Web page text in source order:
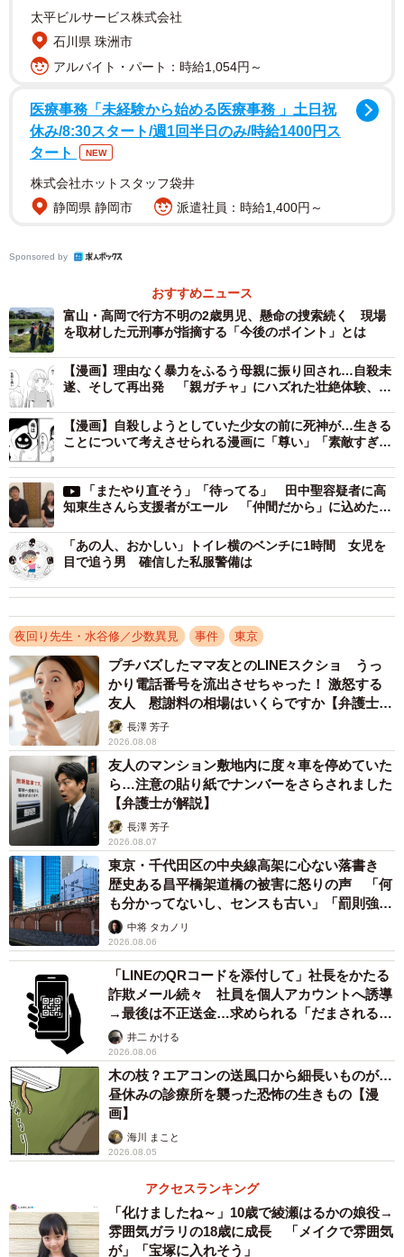
れないと泣きながら仕事中の私に電話をしてきました。こ
れが昨日のことです。実名を出してインタビューしている
報道者もいる様で、狭い市内ではあっという間に噂は広ま
いと周っている報道陣もある様です。今日、娘は体調不良
になり夏期講習から早退してきています。娘だけでなく、
不安定になっている子供がどれほどいるのかと不安になり
ます。報道のあり方に、疑問や憤りを持ちつつも私にはど
うして良いかわかりません。なぜ、報道陣は実名がわかっ
個人情報保護法があるなか、この様な漏洩は許せません。
私は娘のために、同級生のために、どう動いたら良いので
しょうか」
◆ ◆ ◆
事件が起きるたびにいつも感じていることですが、多く
の報道機関は、少しでも早く正確で詳しい情報を伝えよう
と、加害者の関係場所や関係者だけではなく、被害者の関
係者に対しても、取材を続けます。この行為自体は、報道
機関ならばやらなくてはいけない取材の一環であること
は、私も認めます。しかし、その取材のやり方には、一定
の節度と限界があるべきではないのでしょうか。
一つは、「必ず越えなくてはいけない一線」です。どんな
に権力からの圧力や暴力などの危険が降りかかることがあ
っても、報道しなくてはならないことがあります。言い換
えれば、自分の立場や命が危険にさらされても報道しなく
てはならないことがあります。この一線を越えるのは、メ
ディアや記者の「正義」の心です。
二つ目は、「決して越えてはいけない一線」です。その
ことを、強引な取材をし、報道すれば、より多くの人に、
読んで、あるいは見てもらえたとしても、報道してはいけ
ないことがあります。簡単に言えば、それを報道すれば、
新聞や雑誌なら、その販売部数が増え、テレビなら視聴率
が上がるとしても、報道してはいけないことがあるという
ことです。この一線を守るのは、メディアや記者の「愛」
の心です。
これと同じことは、報道を手にするみなさんの中にもあ
ります。みなさん自身が、知らなくてはいけない情報と、
知る必要もない、それどころか知ってはいけない情報を、
「正義」と「愛」の心で、取捨選択し、つまらない情報や
人を傷つける情報を、ただ、お金のために流し続けるメデ
ィアや報道媒体を相手にしない賢明さを持てば、おのず
と、そのような報道は消えていきます。
太平ビルサービス株式会社
石川県 珠洲市
アルバイト・パート：時給1,054円～
医療事務「未経験から始める医療事務 」土日祝
休み/8:30スタート/週1回半日のみ/時給1400円ス
タート
NEW
株式会社ホットスタッフ袋井
静岡県 静岡市
派遣社員：時給1,400円～
Sponsored by
おすすめニュース
富山・高岡で行方不明の2歳男児、懸命の捜索続く 現場
を取材した元刑事が指摘する「今後のポイント」とは
【漫画】理由なく暴力をふるう母親に振り回され…自殺未
遂、そして再出発 「親ガチャ」にハズれた壮絶体験、漫
【漫画】自殺しようとしていた少女の前に死神が…生きる
ことについて考えさせられる漫画に「尊い」「素敵すぎ
「またやり直そう」「待ってる」 田中聖容疑者に高
知東生さんら支援者がエール 「仲間だから」に込めた思
「あの人、おかしい」トイレ横のベンチに1時間 女児を
目で追う男 確信した私服警備は
夜回り先生・水谷修／少数異見 事件 東京
プチバズしたママ友とのLINEスクショ うっ
かり電話番号を流出させちゃった！ 激怒する
友人 慰謝料の相場はいくらですか【弁護士が
解説】長澤 芳子
2026.08.08
友人のマンション敷地内に度々車を停めていた
ら…注意の貼り紙でナンバーをさらされました
【弁護士が解説】
長澤 芳子
2026.08.07
東京・千代田区の中央線高架に心ない落書き
歴史ある昌平橋架道橋の被害に怒りの声 「何
も分かってないし、センスも古い」「罰則強化
して」中将 タカノリ
2026.08.06
「LINEのQRコードを添付して」社長をかたる
詐欺メール続々 社員を個人アカウントへ誘導
→最後は不正送金…求められる「だまされる前
提」の対策
井二 かける
2026.08.06
木の枝？エアコンの送風口から細長いものが…
昼休みの診療所を襲った恐怖の生きもの【漫
画】
海川 まこと
2026.08.05
アクセスランキング
「化けましたね～」10歳で綾瀬はるかの娘役→
雰囲気ガラリの18歳に成長 「メイクで雰囲気
が」「宝塚に入れそう」